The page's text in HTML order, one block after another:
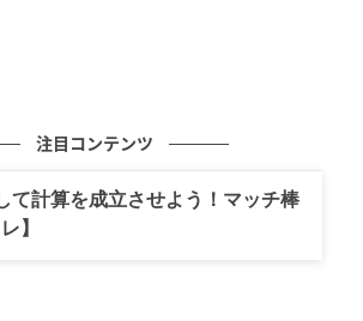
注目コンテンツ
て計算を成立させよう！マッチ棒
】